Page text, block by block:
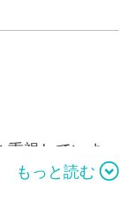
重視していま
ーション業務
もっと読む